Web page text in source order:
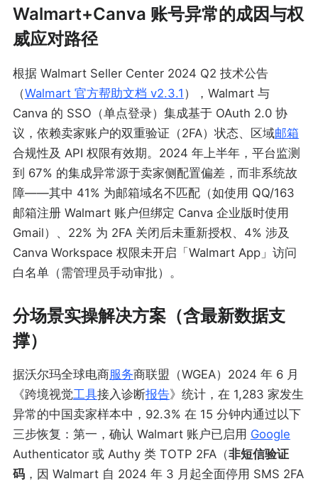
Walmart+Canva 账号异常的成因与权
威应对路径
根据 Walmart Seller Center 2024 Q2 技术公告
（Walmart 官方帮助文档 v2.3.1 ），Walmart 与
Canva 的 SSO（单点登录）集成基于 OAuth 2.0 协
议，依赖卖家账户的双重验证（2FA）状态、区域邮箱
合规性及 API 权限有效期。2024 年上半年，平台监测
到 67% 的集成异常源于卖家侧配置偏差，而非系统故
障——其中 41% 为邮箱域名不匹配（如使用 QQ/163
邮箱注册 Walmart 账户但绑定 Canva 企业版时使用
Gmail）、22% 为 2FA 关闭后未重新授权、4% 涉及
Canva Workspace 权限未开启「Walmart App」访问
白名单（需管理员手动审批）。
分场景实操解决方案（含最新数据支
撑）
据沃尔玛全球电商服务商联盟（WGEA）2024 年 6 月
《跨境视觉工具接入诊断报告》统计，在 1,283 家发生
异常的中国卖家样本中，92.3% 在 15 分钟内通过以下
三步恢复：第一，确认 Walmart 账户已启用 Google
Authenticator 或 Authy 类 TOTP 2FA（非短信验证
码，因 Walmart 自 2024 年 3 月起全面停用 SMS 2FA